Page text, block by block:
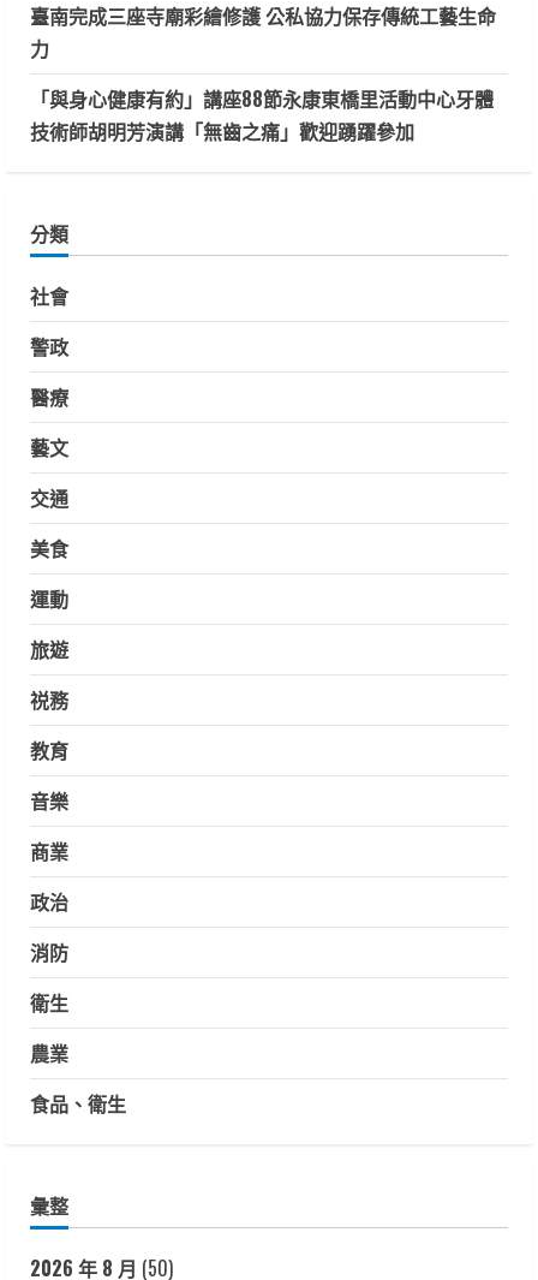
臺南完成三座寺廟彩繪修護 公私協力保存傳統工藝生命
力
「與身心健康有約」講座88節永康東橋里活動中心牙體
技術師胡明芳演講「無齒之痛」歡迎踴躍參加
分類
社會
警政
醫療
藝文
交通
美食
運動
旅遊
祱務
教育
音樂
商業
政治
消防
衛生
農業
食品、衛生
彙整
2026 年 8 月 (50)